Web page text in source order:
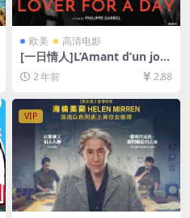
欧美 高清电影
[一日情人]L’Amant d’un jour
(2017)[百度网盘+夸克网盘10
80P超清未删减资源][网盘在
线播放/下载][MP4/5.2GB][中
文字幕]
2 年前 2.88
VIP